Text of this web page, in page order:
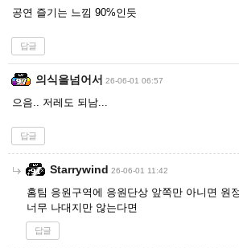
공연 즐기는 느낌 90%인듯
답글
의식을넘어서 26-06-01 06:57
으음.. 저레도 되남...
답글
Starrywind 26-06-01 11:42
홈팀 응원구역에 응원단상 앞쪽만 아니면 원
너무 나대지만 않는다면
답글